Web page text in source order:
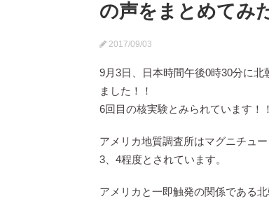
の声をまとめてみ
2017/09/03
9月3日、日本時間午後0時30分に
ました！！
6回目の核実験とみられています！！
アメリカ地質調査所はマグニチュ
3、4程度とされています。
アメリカと一即触発の関係である